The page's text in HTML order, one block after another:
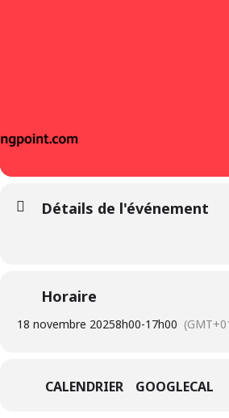
Détails de l'événement
Horaire
18 novembre 20258h00-17h00
CALENDRIER GOOGLECAL